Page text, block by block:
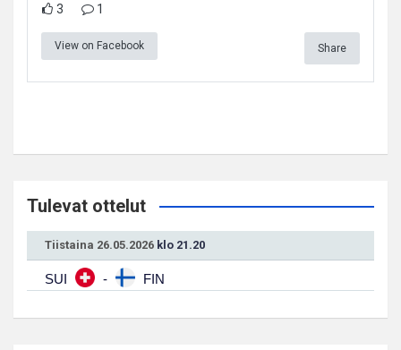
3 1
View on Facebook Share
Tulevat ottelut
Tiistaina 26.05.2026 klo 21.20
SUI - FIN